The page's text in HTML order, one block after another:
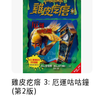
死人的「鏡屋」之後，
一切都變得不一樣了
都非常的詭異……
甚至有點毛骨悚然。
而且，還太真實了一
雞皮疙瘩 3: 厄運咕咕鐘
(第2版)